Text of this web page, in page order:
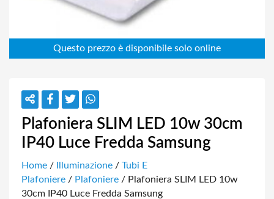
Plafoniera SLIM LED 10w 30cm
IP40 Luce Fredda Samsung
Home / Illuminazione / Tubi E
Plafoniere / Plafoniere / Plafoniera SLIM LED 10w
30cm IP40 Luce Fredda Samsung